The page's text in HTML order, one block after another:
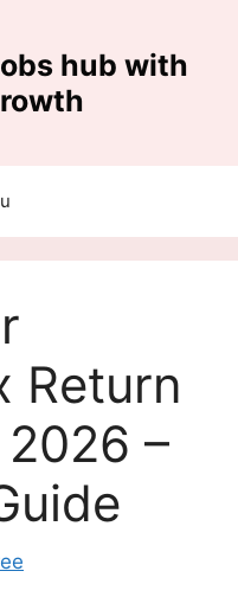
hub with
Return
–